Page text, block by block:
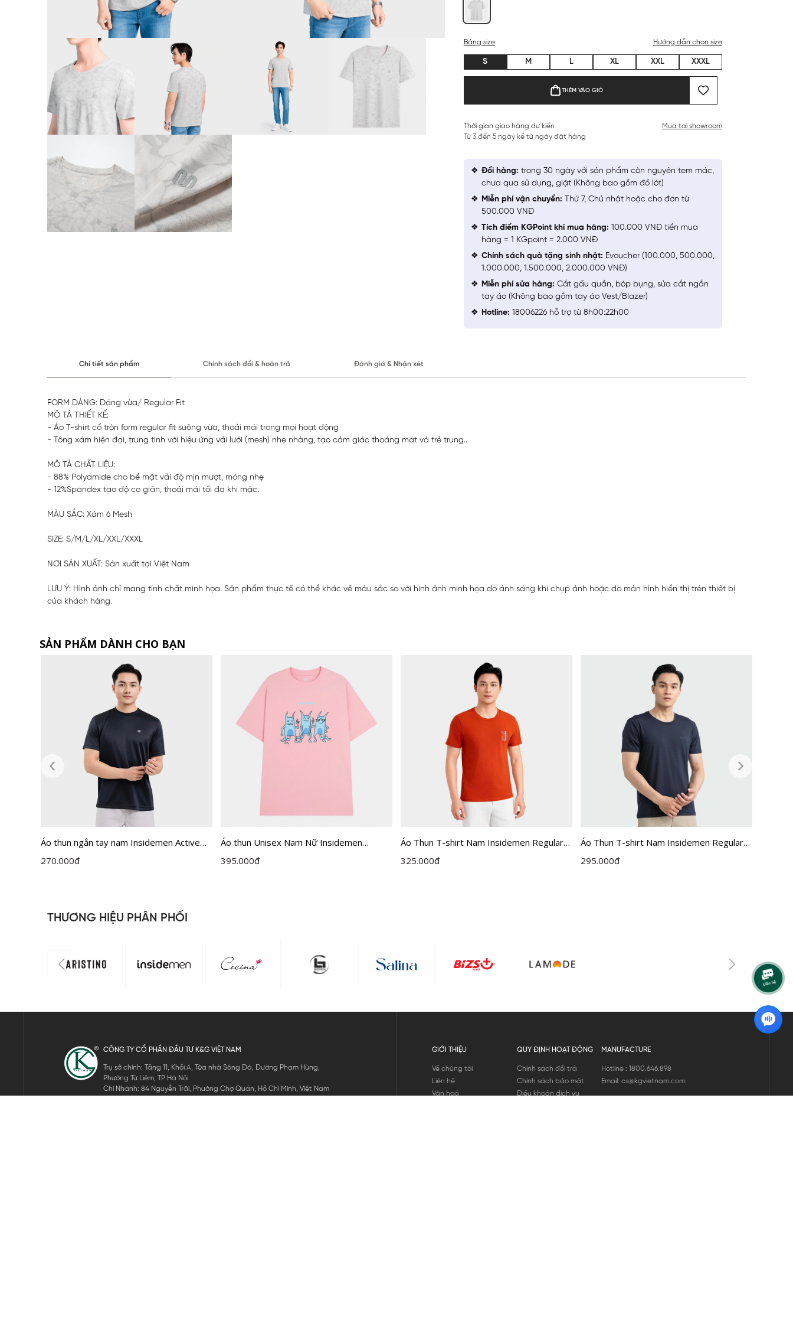
Bảng size Hướng dẫn chọn size
S M L XL XXL XXXL
THÊM VÀO GIỎ
Thời gian giao hàng dự kiến
Từ 3 đến 5 ngày kể từ ngày đặt hàng
Mua tại showroom
Đổi hàng: trong 30 ngày với sản phẩm còn nguyên tem mác,
chưa qua sử dụng, giặt (Không bao gồm đồ lót)
Miễn phí vận chuyển: Thứ 7, Chủ nhật hoặc cho đơn từ
500.000 VNĐ
Tích điểm KGPoint khi mua hàng: 100.000 VNĐ tiền mua
hàng = 1 KGpoint = 2.000 VNĐ
Chính sách quà tặng sinh nhật: Evoucher (100.000, 500.000,
1.000.000, 1.500.000, 2.000.000 VNĐ)
Miễn phí sửa hàng: Cắt gấu quần, bóp bụng, sửa cắt ngắn
tay áo (Không bao gồm tay áo Vest/Blazer)
Hotline: 18006226 hỗ trợ từ 8h00:22h00
Chi tiết sản phẩm Chính sách đổi & hoàn trả Đánh giá & Nhận xét
FORM DÁNG: Dáng vừa/ Regular Fit
MÔ TẢ THIẾT KẾ:
- Áo T-shirt cổ tròn form regular fit suông vừa, thoải mái trong mọi hoạt động
- Tông xám hiện đại, trung tính với hiệu ứng vải lưới (mesh) nhẹ nhàng, tạo cảm giác thoáng mát và trẻ trung..
MÔ TẢ CHẤT LIỆU:
- 88% Polyamide cho bề mặt vải độ mịn mượt, mỏng nhẹ
- 12%Spandex tạo độ co giãn, thoải mái tối đa khi mặc.
MÀU SẮC: Xám 6 Mesh
SIZE: S/M/L/XL/XXL/XXXL
NƠI SẢN XUẤT: Sản xuất tại Việt Nam
LƯU Ý: Hình ảnh chỉ mang tính chất minh họa. Sản phẩm thực tế có thể khác về màu sắc so với hình ảnh minh họa do ánh sáng khi chụp ảnh hoặc do màn hình hiển thị trên thiết bị
của khách hàng.
SẢN PHẨM DÀNH CHO BẠN
Áo thun ngắn tay nam Insidemen Active
ITS080AAH0
270.000đ
Áo thun Unisex Nam Nữ Insidemen
ITS069S3
395.000đ
Áo Thun T-shirt Nam Insidemen Regular
Fit ITS001MAH0
325.000đ
Áo Thun T-shirt Nam Insidemen Regular
Fit ITS016S3
295.000đ
THƯƠNG HIỆU PHÂN PHỐI
CÔNG TY CỔ PHẦN ĐẦU TƯ K&G VIỆT NAM
Trụ sở chính: Tầng 11, Khối A, Tòa nhà Sông Đà, Đường Phạm Hùng,
Phường Từ Liêm, TP Hà Nội
Chi Nhánh: 84 Nguyễn Trãi, Phường Chợ Quán, Hồ Chí Minh, Việt Nam
GIỚI THIỆU
Về chúng tôi
Liên hệ
Văn hoá
QUY ĐỊNH HOẠT ĐỘNG
Chính sách đổi trả
Chính sách bảo mật
Điều khoản dịch vụ
MANUFACTURE
Hotline : 1800.646.898
Email: cs@kgvietnam.com